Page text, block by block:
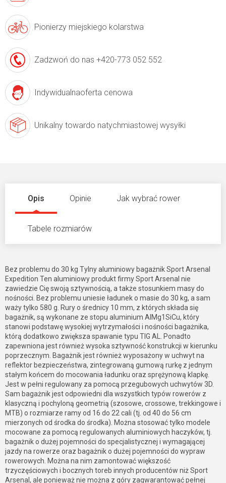
Pionierzy miejskiego kolarstwa
Zadzwoń do nas +420-773 052 552
Indywidualnaoferta cenowa
Unikalny towardo natychmiastowej wysyłki
Opis Opinie Jak wybrać rower
Tabele rozmiarów
Bez problemu do 30 kg Tylny aluminiowy bagażnik Sport Arsenal
Expedition Ten aluminiowy produkt firmy Sport Arsenal nie
zawiedzie Cię swoją sztywnością, a także stosunkiem masy do
nośności. Bez problemu uniesie ładunek o masie do 30 kg, a sam
waży tylko 580 g. Rury o średnicy 10 mm, z których składa się
bagażnik, są wykonane ze stopu aluminium AlMg1SiCu, który
stanowi podstawę wysokiej wytrzymałości i nośności bagażnika,
którą dodatkowo zwiększa spawanie typu TIG AL. Ponadto
zapewniona jest również wysoka sztywność konstrukcji w kierunku
poprzecznym. Bagażnik jest również wyposażony w uchwyt na
reflektor bezpieczeństwa, zintegrowaną gumową rurkę z jednym
stałym końcem do mocowania ładunku oraz sprężynową klapkę.
Jest w pełni regulowany za pomocą przegubowych uchwytów 3D.
Sam bagażnik jest odpowiedni dla wszystkich typów rowerów z
klasyczną i pochyloną geometrią (szosowe, crossowe, trekkingowe i
MTB) o rozmiarze ramy od 16 do 22 cali (tj. od 40 do 56 cm
mierzonych od środka do środka). Można stosować tylko modele
mocowane za pomocą regulowanych aluminiowych haczyków, tj.
bagażnik o dużej pojemności do specjalistycznej i wymagającej
jazdy na rowerze oraz bagażnik o dużej pojemności do wypraw
rowerowych. Można na nim zamontować większość
trzyczęściowych i bocznych toreb innych producentów niż Sport
Arsenal, ale ponieważ nie można z góry zagwarantować pełnej